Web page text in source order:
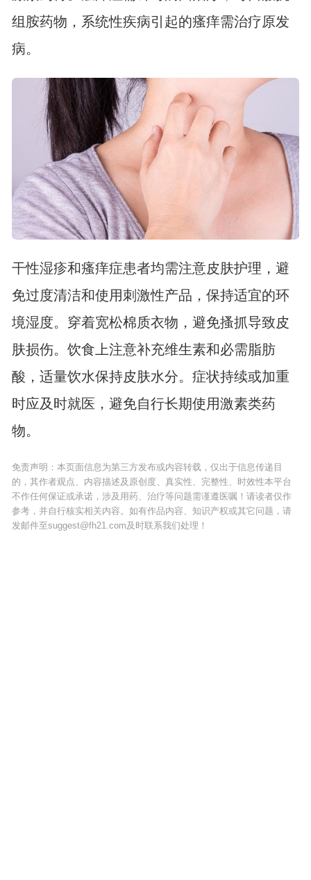
组胺药物，系统性疾病引起的瘙痒需治疗原发
病。
干性湿疹和瘙痒症患者均需注意皮肤护理，避
免过度清洁和使用刺激性产品，保持适宜的环
境湿度。穿着宽松棉质衣物，避免搔抓导致皮
肤损伤。饮食上注意补充维生素和必需脂肪
酸，适量饮水保持皮肤水分。症状持续或加重
时应及时就医，避免自行长期使用激素类药
物。
免责声明：本页面信息为第三方发布或内容转载，仅出于信息传递目
的，其作者观点、内容描述及原创度、真实性、完整性、时效性本平台
不作任何保证或承诺，涉及用药、治疗等问题需谨遵医嘱！请读者仅作
参考，并自行核实相关内容。如有作品内容、知识产权或其它问题，请
发邮件至suggest@fh21.com及时联系我们处理！